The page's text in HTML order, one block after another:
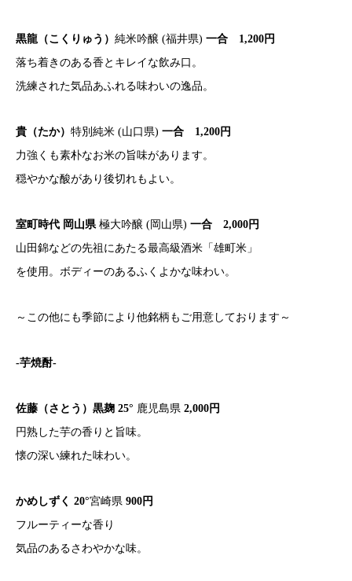
黒龍（こくりゅう） 純米吟醸 (福井県) 一合 1,200円
落ち着きのある香とキレイな飲み口。
洗練された気品あふれる味わいの逸品。
貴（たか） 特別純米 (山口県) 一合 1,200円
力強くも素朴なお米の旨味があります。
穏やかな酸があり後切れもよい。
室町時代 岡山県 極大吟醸 (岡山県) 一合 2,000円
山田錦などの先祖にあたる最高級酒米「雄町米」
を使用。ボディーのあるふくよかな味わい。
～この他にも季節により他銘柄もご用意しております～
-芋焼酎-
佐藤（さとう）黒麹 25° 鹿児島県 2,000円
円熟した芋の香りと旨味。
懐の深い練れた味わい。
かめしずく 20°宮崎県 900円
フルーティーな香り
気品のあるさわやかな味。